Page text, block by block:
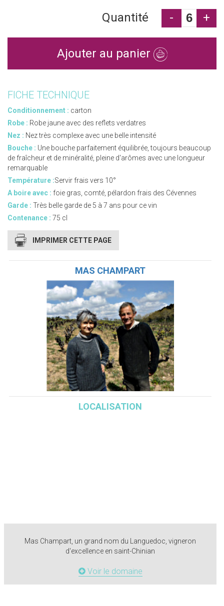
Quantité - +
Ajouter au panier
FICHE TECHNIQUE
Conditionnement : carton
Robe : Robe jaune avec des reflets verdatres
Nez : Nez très complexe avec une belle intensité
Bouche : Une bouche parfaitement équilibrée, toujours beaucoup
de fraîcheur et de minéralité, pleine d'arômes avec une longueur
remarquable
Température :Servir frais vers 10°
A boire avec : foie gras, comté, pélardon frais des Cévennes
Garde : Très belle garde de 5 à 7 ans pour ce vin
Contenance : 75 cl
IMPRIMER CETTE PAGE
MAS CHAMPART
LOCALISATION
Mas Champart, un grand nom du Languedoc, vigneron
d'excellence en saint-Chinian
Voir le domaine